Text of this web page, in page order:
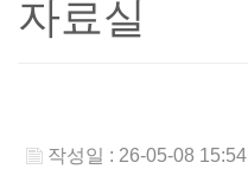
자료실
작성일 : 26-05-08 15:54